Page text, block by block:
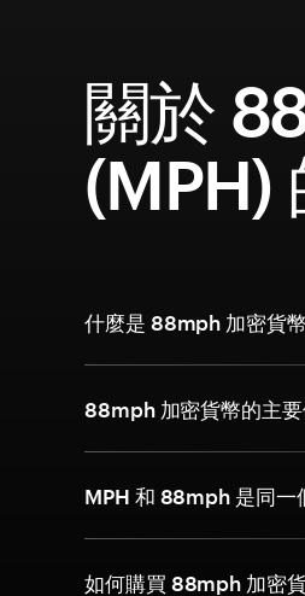
關於
(MPH)
什麼是 88mph 加密貨
88mph 加密貨幣的主要
MPH 和 88mph 是同一
如何購買 88mph 加密